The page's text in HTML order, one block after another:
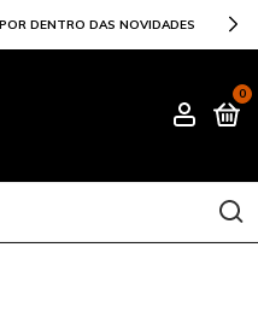
DENTRO DAS NOVIDADES
0